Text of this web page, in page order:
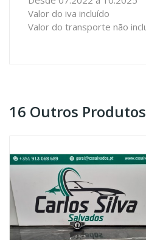
Valor do iva incluído
Valor do transporte não
16 Outros